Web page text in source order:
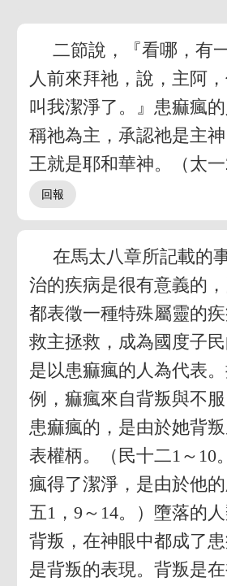
二節說，『看哪，有
人前來拜祂，說，主阿
叫我潔淨了。』患痲瘋的
稱祂為主，承認祂是主
王就是耶和華神。（太一
在馬太八章所記載的
治的疾病是很有意義的
都表徵一種特殊屬靈的
救主拯救，成為國度子民
是以患痲瘋的人為代表
例，痲瘋來自背叛與不
患痲瘋的，是由於她背
表權柄。（民十二1～10
瘋得了潔淨，是由於他
五1，9～14。）墮落的
背叛，在神眼中都成了
是背叛的表現。背叛是